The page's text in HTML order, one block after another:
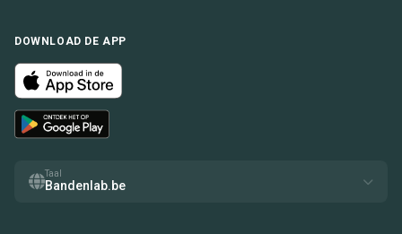
DOWNLOAD DE APP
Taal
Bandenlab.be